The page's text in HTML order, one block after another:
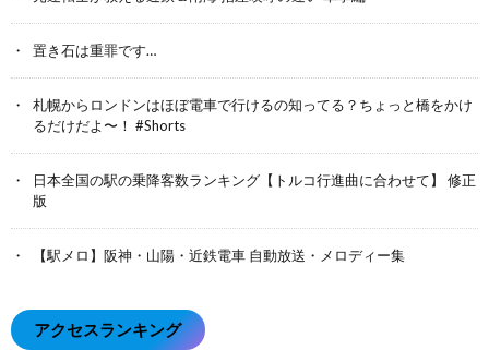
置き石は重罪です…
札幌からロンドンはほぼ電車で行けるの知ってる？ちょっと橋をかけ
るだけだよ〜！ #Shorts
日本全国の駅の乗降客数ランキング【トルコ行進曲に合わせて】 修正
版
【駅メロ】阪神・山陽・近鉄電車 自動放送・メロディー集
アクセスランキング